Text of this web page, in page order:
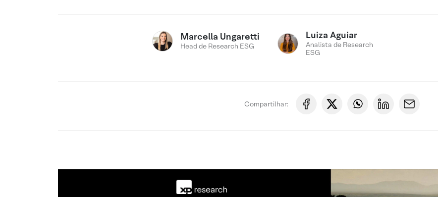
Marcella Ungaretti
Head de Research ESG
Luiza Aguiar
Analista de Research
ESG
Compartilhar: